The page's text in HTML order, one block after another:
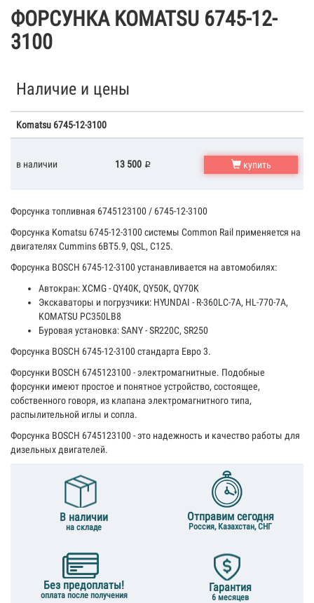
ФОРСУНКА KOMATSU 6745-12-
3100
Наличие и цены
Komatsu 6745-12-3100
в наличии 13 500 купить
Форсунка топливная 6745123100 / 6745-12-3100
Форсунка Komatsu 6745-12-3100 системы Сommon Rail применяется на
двигателях Cummins 6BT5.9, QSL, C125.
Форсунка BOSCH 6745-12-3100 устанавливается на автомобилях:
Автокран: XCMG - QY40K, QY50K, QY70K
Экскаваторы и погрузчики: HYUNDAI - R-360LC-7A, HL-770-7A,
KOMATSU PC350LB8
Буровая установка: SANY - SR220C, SR250
Форсунка BOSCH 6745-12-3100 стандарта Евро 3.
Форсунки BOSCH 6745123100 - электромагнитные. Подобные
форсунки имеют простое и понятное устройство, состоящее,
собственного говоря, из клапана электромагнитного типа,
распылительной иглы и сопла.
Форсунка BOSCH 6745123100 - это надежность и качество работы для
дизельных двигателей.
В наличии
на складе
Отправим сегодня
Россия, Казахстан, СНГ
Без предоплаты!
оплата после получения
Гарантия
6 месяцев